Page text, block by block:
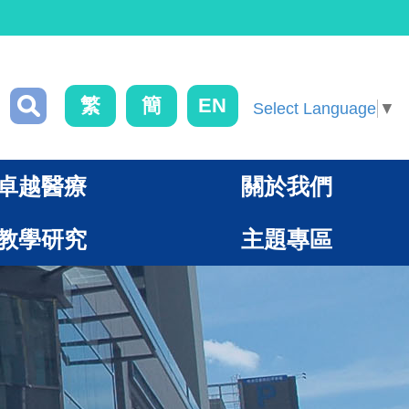
繁 簡 EN Select Language ▼
越醫療 關於我們
學研究 主題專區